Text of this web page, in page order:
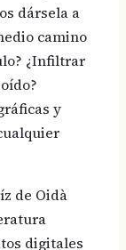
dársela a
camino
¿Infiltrar
y
de Oidà
digitales